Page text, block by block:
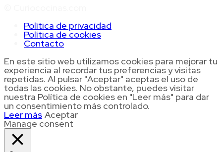
Política de privacidad
Política de cookies
Contacto
En este sitio web utilizamos cookies para mejorar tu
experiencia al recordar tus preferencias y visitas
repetidas. Al pulsar "Aceptar" aceptas el uso de
todas las cookies. No obstante, puedes visitar
nuestra Política de cookies en "Leer más" para dar
un consentimiento más controlado.
Leer más Aceptar
Manage consent